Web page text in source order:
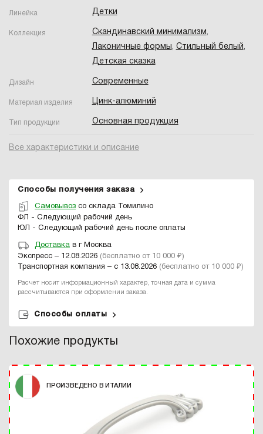
Линейка Детки
Коллекция Скандинавский минимализм,
Лаконичные формы, Стильный белый,
Детская сказка
Дизайн Современные
Материал изделия Цинк-алюминий
Тип продукции Основная продукция
Все характеристики и описание
Способы получения заказа
Самовывоз со склада Томилино
ФЛ - Следующий рабочий день
ЮЛ - Следующий рабочий день после оплаты
Доставка в г Москва
Экспресс – 12.08.2026 (бесплатно от 10 000 ₽)
Транспортная компания – с 13.08.2026 (бесплатно от 10 000 ₽)
Расчет носит информационный характер, точная дата и сумма
рассчитываются при оформлении заказа.
Способы оплаты
Похожие продукты
ПРОИЗВЕДЕНО В ИТАЛИИ